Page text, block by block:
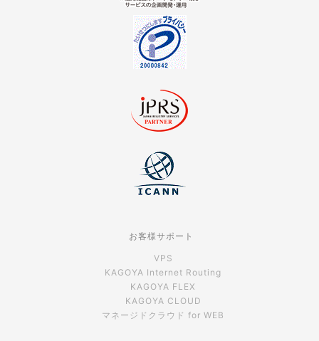
お客様サポート
VPS
KAGOYA Internet Routing
KAGOYA FLEX
KAGOYA CLOUD
マネージドクラウド for WEB